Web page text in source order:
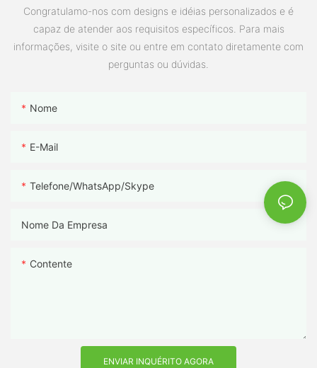
Congratulamo-nos com designs e idéias personalizados e é
capaz de atender aos requisitos específicos. Para mais
informações, visite o site ou entre em contato diretamente com
perguntas ou dúvidas.
Nome
E-Mail
Telefone/WhatsApp/Skype
Nome Da Empresa
Contente
ENVIAR INQUÉRITO AGORA